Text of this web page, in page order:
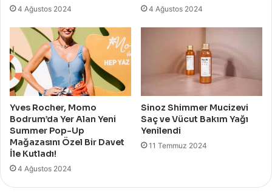
4 Ağustos 2024 4 Ağustos 2024
Yves Rocher, Momo
Bodrum’da Yer Alan Yeni
Summer Pop-Up
Mağazasını Özel Bir Davet
İle Kutladı!
4 Ağustos 2024
Sinoz Shimmer Mucizevi
Saç ve Vücut Bakım Yağı
Yenilendi
11 Temmuz 2024